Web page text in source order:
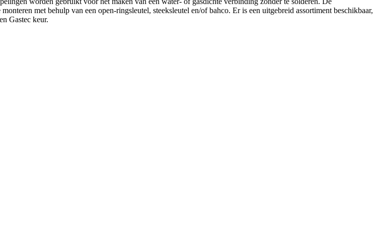
met behulp van een open-ringsleutel, steeksleutel en/of bahco. Er is een uitgebreid assortiment beschikbaar,
Gastec keur.